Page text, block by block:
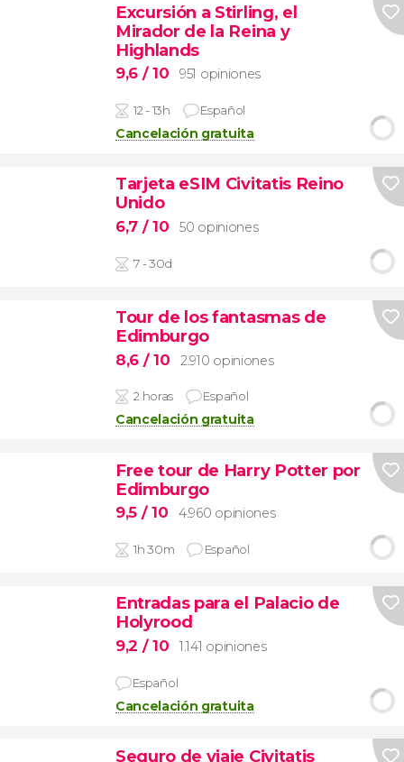
Excursión a Stirling, el
Mirador de la Reina y
Highlands
9,6 / 10 951 opiniones
12 - 13h Español
Cancelación gratuita
Tarjeta eSIM Civitatis Reino
Unido
6,7 / 10 50 opiniones
7 - 30d
Tour de los fantasmas de
Edimburgo
8,6 / 10 2.910 opiniones
2 horas Español
Cancelación gratuita
Free tour de Harry Potter por
Edimburgo
9,5 / 10 4.960 opiniones
1h 30m Español
Entradas para el Palacio de
Holyrood
9,2 / 10 1.141 opiniones
Español
Cancelación gratuita
Seguro de viaje Civitatis